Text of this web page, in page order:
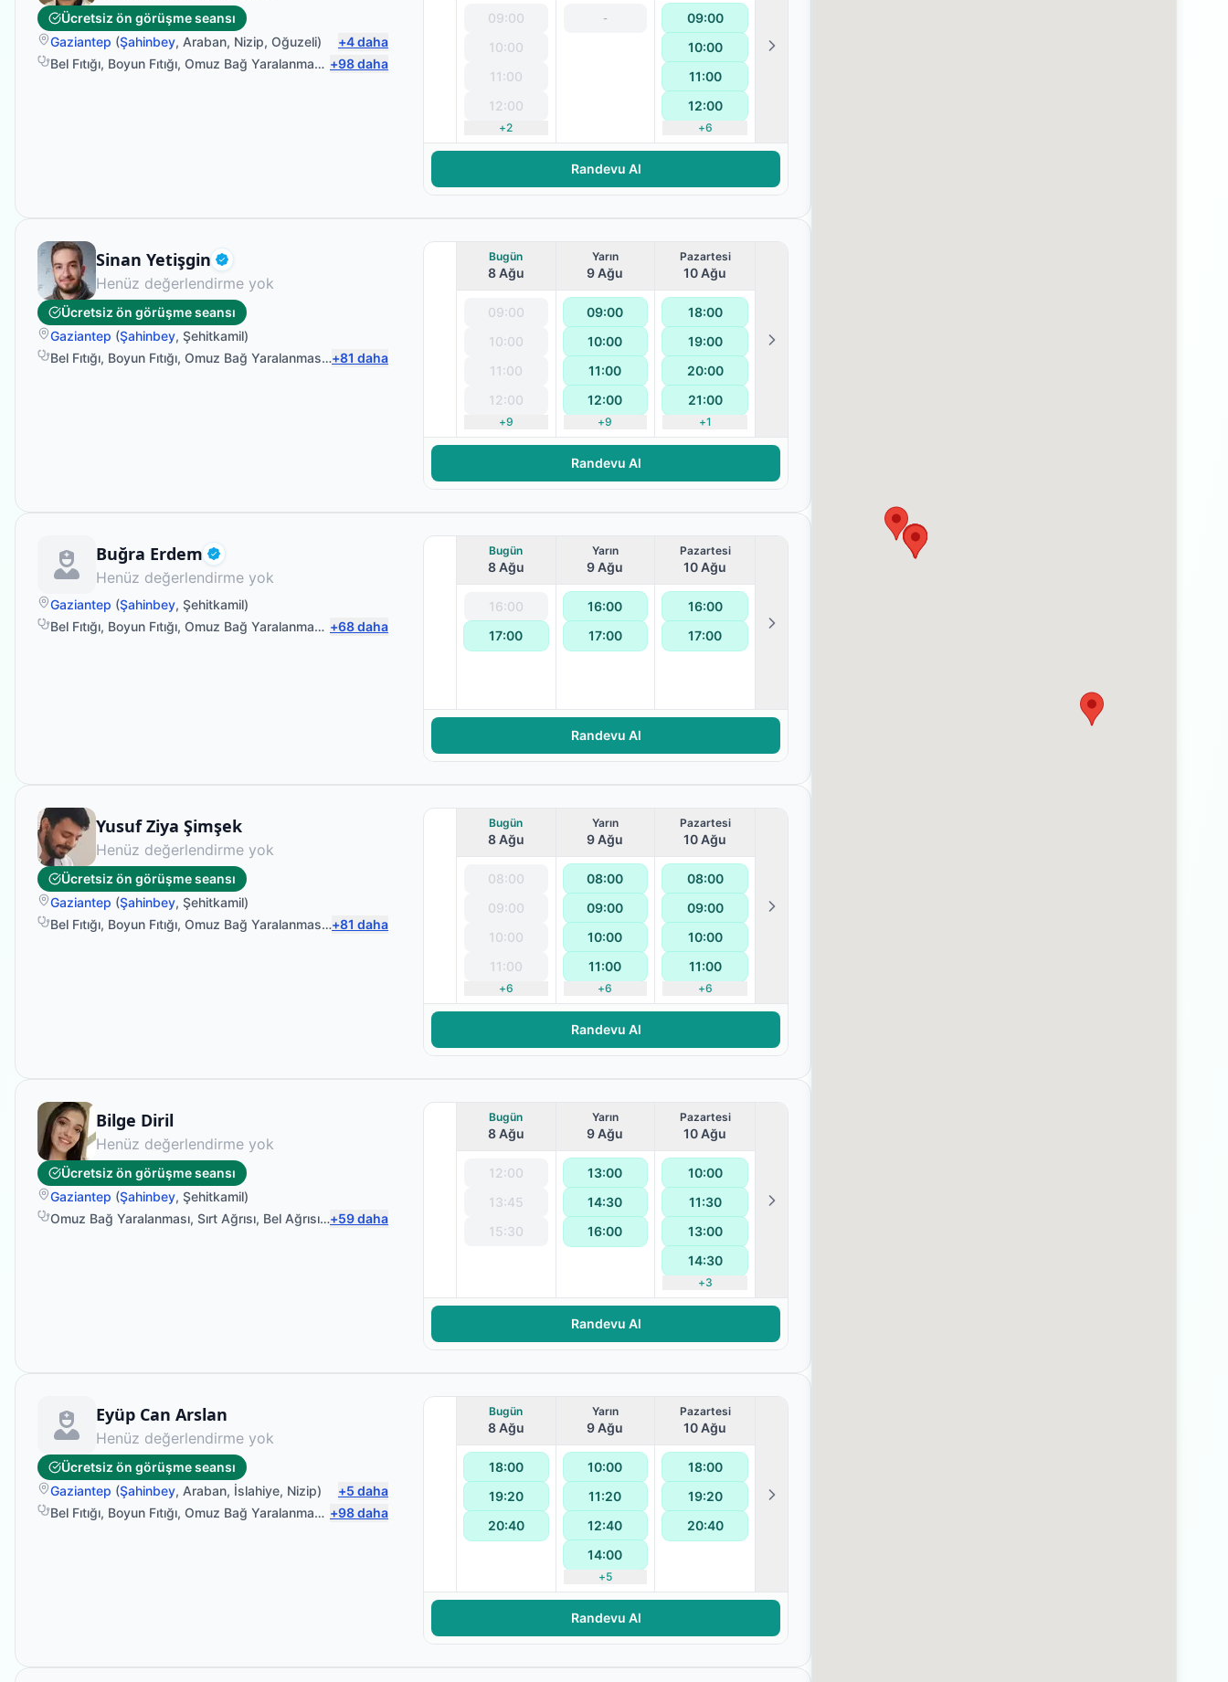
Ücretsiz ön görüşme seansı
Gaziantep (Şahinbey, Araban, Nizip, Oğuzeli) +4daha
Bel Fıtığı, Boyun Fıtığı, Omuz Bağ Yaralanması ,Protez Fizyoterapisi
+98daha
09:00
10:00
11:00
12:00
+2
-
09:00
10:00
11:00
12:00
+6
Randevu Al
Sinan Yetişgin Doğrulanmış
Fizyoterapist
Henüz değerlendirme yok
Ücretsiz ön görüşme seansı
Gaziantep (Şahinbey, Şehitkamil)
Bel Fıtığı, Boyun Fıtığı, Omuz Bağ Yaralanması ,Protez Fizyoterapisi
+81 daha
Bugün
8 Ağu
09:00
10:00
11:00
12:00
+9
Yarın
9 Ağu
09:00
10:00
11:00
12:00
+9
Pazartesi
10 Ağu
18:00
19:00
20:00
21:00
+1
Randevu Al
Buğra Erdem Doğrulanmış
Fizyoterapist
Henüz değerlendirme yok
Gaziantep (Şahinbey, Şehitkamil)
Bel Fıtığı, Boyun Fıtığı, Omuz Bağ Yaralanması ,Protez Fizyoterapisi
+68daha
Bugün
8 Ağu
16:00
17:00
Yarın
9 Ağu
16:00
17:00
Pazartesi
10 Ağu
16:00
17:00
Randevu Al
Yusuf Ziya Şimşek
Fizyoterapist
Henüz değerlendirme yok
Ücretsiz ön görüşme seansı
Gaziantep (Şahinbey, Şehitkamil)
Bel Fıtığı, Boyun Fıtığı, Omuz Bağ Yaralanması ,Protez Fizyoterapisi
+81 daha
Bugün
8 Ağu
08:00
09:00
10:00
11:00
+6
Yarın
9 Ağu
08:00
09:00
10:00
11:00
+6
Pazartesi
10 Ağu
08:00
09:00
10:00
11:00
+6
Randevu Al
Bilge Diril
Uzman Fizyoterapist
Henüz değerlendirme yok
Ücretsiz ön görüşme seansı
Gaziantep (Şahinbey, Şehitkamil)
Omuz Bağ Yaralanması, Sırt Ağrısı, Bel Ağrısı,Manuel Terapi
+59daha
Bugün
8 Ağu
12:00
13:45
15:30
Yarın
9 Ağu
13:00
14:30
16:00
Pazartesi
10 Ağu
10:00
11:30
13:00
14:30
+3
Randevu Al
Eyüp Can Arslan
Fizyoterapist
Henüz değerlendirme yok
Ücretsiz ön görüşme seansı
Gaziantep (Şahinbey, Araban, İslahiye, Nizip) +5 daha
Bel Fıtığı, Boyun Fıtığı, Omuz Bağ Yaralanması ,Protez Fizyoterapisi
+98daha
Bugün
8 Ağu
18:00
19:20
20:40
Yarın
9 Ağu
10:00
11:20
12:40
14:00
+5
Pazartesi
10 Ağu
18:00
19:20
20:40
Randevu Al